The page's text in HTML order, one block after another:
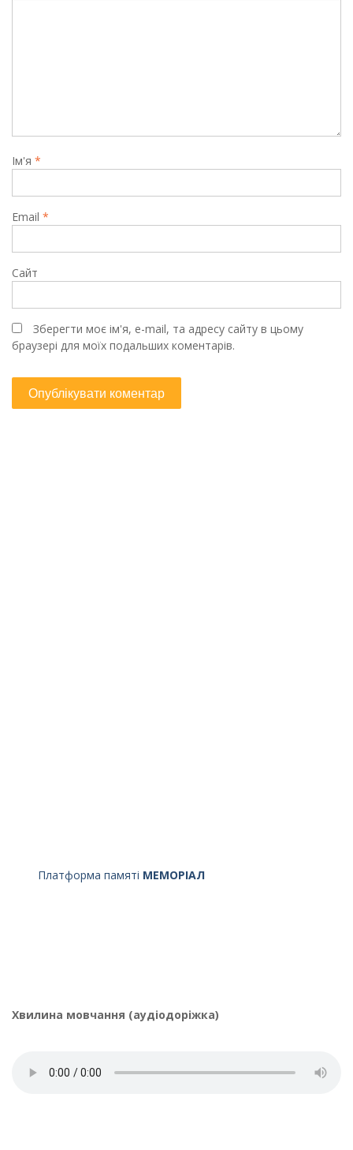
Ім'я *
Email *
Сайт
Зберегти моє ім'я, e-mail, та адресу сайту в цьому
браузері для моїх подальших коментарів.
Платформа памяті МЕМОРІАЛ
Хвилина мовчання (аудіодоріжка)